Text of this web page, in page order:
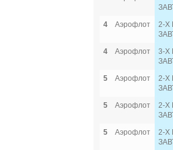
4
Аэрофлот
2-Х
4
Аэрофлот
3-Х
5
Аэрофлот
2-Х
5
Аэрофлот
2-Х
5
Аэрофлот
2-Х